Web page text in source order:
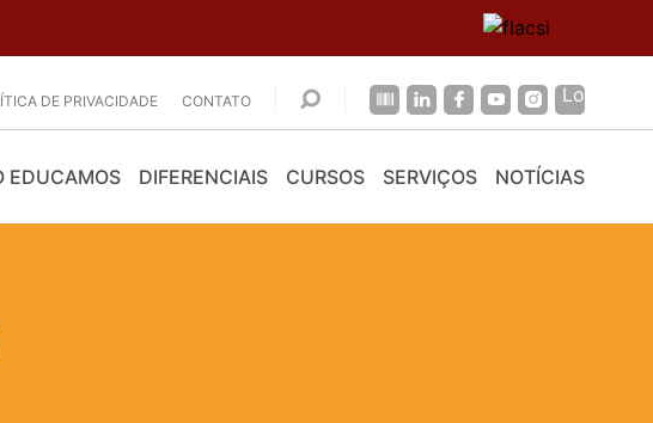
DE PRIVACIDADE CONTATO
EDUCAMOS DIFERENCIAIS CURSOS SERVIÇOS NOTÍCIAS